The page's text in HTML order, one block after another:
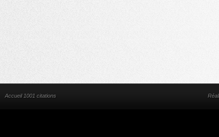
Accueil 1001 citations